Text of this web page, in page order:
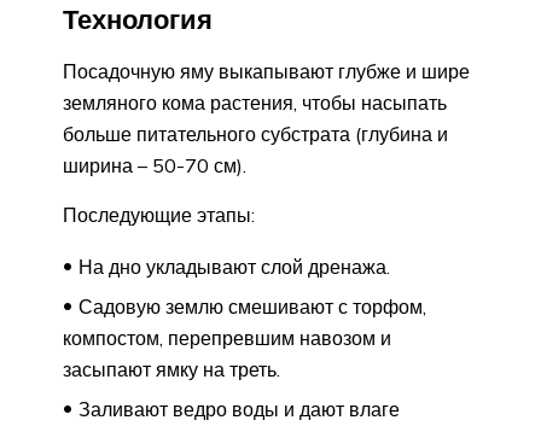
Технология
Посадочную яму выкапывают глубже и шире
земляного кома растения, чтобы насыпать
больше питательного субстрата (глубина и
ширина – 50-70 см).
Последующие этапы:
На дно укладывают слой дренажа.
Садовую землю смешивают с торфом,
компостом, перепревшим навозом и
засыпают ямку на треть.
Заливают ведро воды и дают влаге